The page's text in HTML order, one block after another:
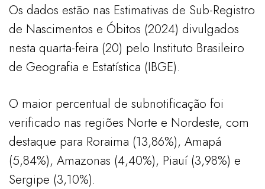
Os dados estão nas Estimativas de Sub-Registro
de Nascimentos e Óbitos (2024) divulgados
nesta quarta-feira (20) pelo Instituto Brasileiro
de Geografia e Estatística (IBGE).
O maior percentual de subnotificação foi
verificado nas regiões Norte e Nordeste, com
destaque para Roraima (13,86%), Amapá
(5,84%), Amazonas (4,40%), Piauí (3,98%) e
Sergipe (3,10%).